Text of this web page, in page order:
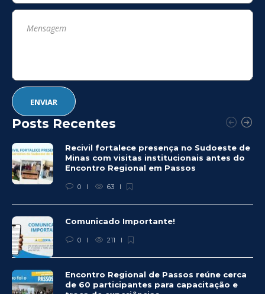
Posts Recentes
Recivil fortalece presença no Sudoeste de
Minas com visitas institucionais antes do
Encontro Regional em Passos
0 63
Comunicado Importante!
0 211
Encontro Regional de Passos reúne cerca
de 60 participantes para capacitação e